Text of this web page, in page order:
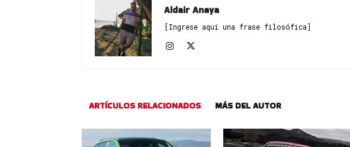
Aldair Anaya
[Ingrese aquí una frase filosófica]
ARTÍCULOS RELACIONADOS MÁS DEL AUTOR